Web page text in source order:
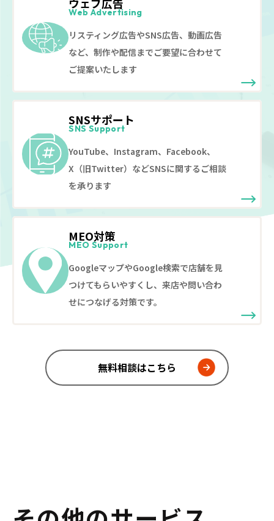
Web Advertising
リスティング広告やSNS広告、動画広告
など、制作や配信までご要望に合わせて
ご提案いたします
SNSサポート
SNS Support
YouTube、Instagram、Facebook、
X（旧Twitter）などSNSに関するご相談
を承ります
MEO対策
MEO Support
GoogleマップやGoogle検索で店舗を見
つけてもらいやすくし、来店や問い合わ
せにつなげる対策です。
無料相談はこちら